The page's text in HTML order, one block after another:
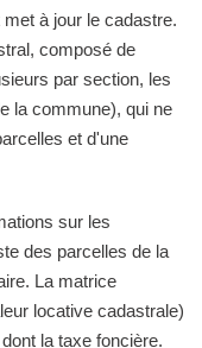
à jour le cadastre.
composé de
par section, les
la commune), qui ne
et d'une
sur les
des parcelles de la
La matrice
locative cadastrale)
la taxe foncière.